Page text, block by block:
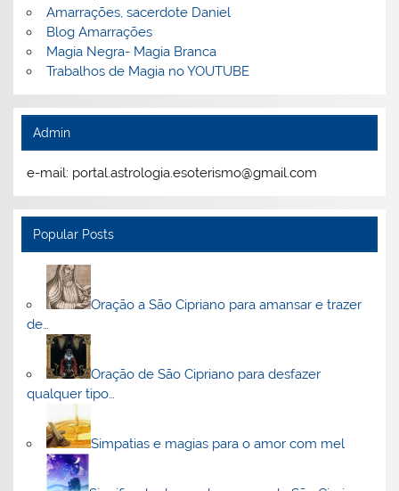
Amarrações, sacerdote Daniel
Blog Amarrações
Magia Negra- Magia Branca
Trabalhos de Magia no YOUTUBE
Admin
e-mail: portal.astrologia.esoterismo@gmail.com
Popular Posts
Oração a São Cipriano para amansar e trazer
de…
Oração de São Cipriano para desfazer
qualquer tipo…
Simpatias e magias para o amor com mel